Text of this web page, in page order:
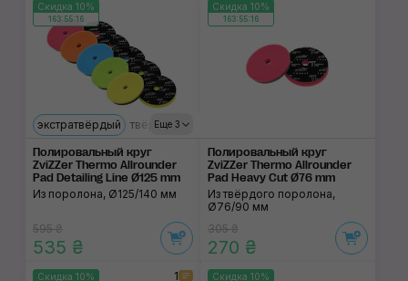
Скидка 10%
163:55:15
Еще 3
экстратвёрдый твёрдый средний
Полировальный круг
ZviZZer Thermo Allrounder
Pad Detailing Line Ø125 mm
Из поролона, Ø125/140 мм
595 ₴
535 ₴
Скидка 10%
163:55:15
Полировальный круг
ZviZZer Thermo Allrounder
Pad Heavy Cut Ø76 mm
Из твёрдого поролона,
Ø76/90 мм
305 ₴
270 ₴
Скидка 10% 1 Скидка 10%